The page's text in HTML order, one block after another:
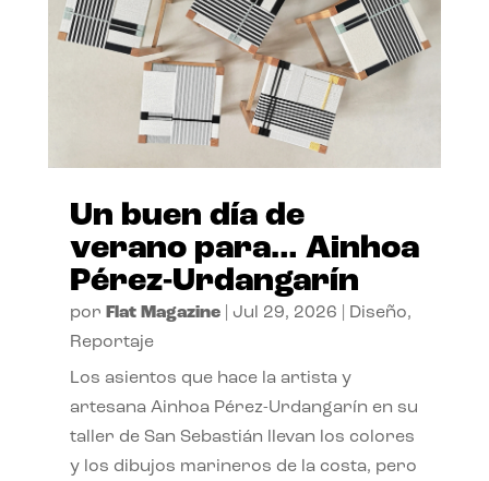
Un buen día de
verano para… Ainhoa
Pérez-Urdangarín
por Flat Magazine| Jul 29, 2026 Diseño,
Reportaje
Los asientos que hace la artista y
artesana Ainhoa Pérez-Urdangarín en su
taller de San Sebastián llevan los colores
y los dibujos marineros de la costa, pero